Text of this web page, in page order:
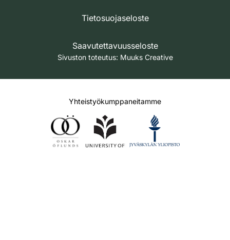
Tietosuojaseloste
Saavutettavuusseloste
Sivuston toteutus: Muuks Creative
Yhteistyökumppaneitamme